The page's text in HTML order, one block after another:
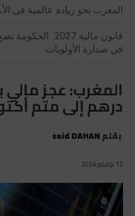
المغرب نحو ريادة عالمية في
قانون مالية 2027..
في صدارة الأولويات
درهم إلى متم
بقلمsaid DAHAN
12 نوفمبر 2024